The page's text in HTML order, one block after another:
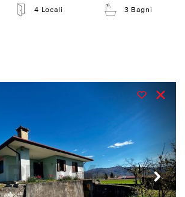
4 Locali 3 Bagni